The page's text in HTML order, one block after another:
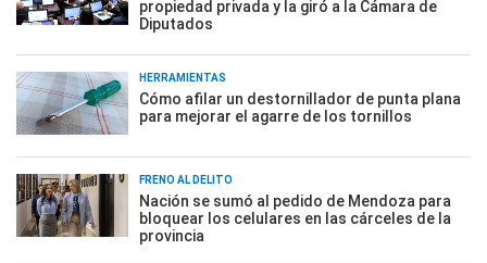
propiedad privada y la giró a la Cámara de
Diputados
HERRAMIENTAS
Cómo afilar un destornillador de punta plana
para mejorar el agarre de los tornillos
FRENO AL DELITO
Nación se sumó al pedido de Mendoza para
bloquear los celulares en las cárceles de la
provincia